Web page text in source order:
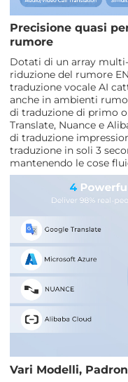
Precisione quasi
rumore
Dotati di un array
riduzione del rumore
traduzione vocale AI
anche in ambienti
di traduzione di primo
Translate, Nuance e
di traduzione
traduzione in soli 3
mantenendo le cose
Vari Modelli,